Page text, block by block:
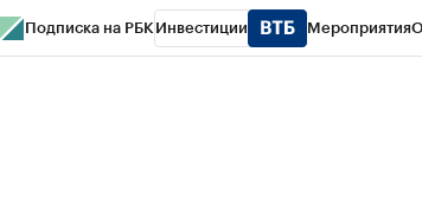
Подписка на РБК Инвестиции Мероприятия